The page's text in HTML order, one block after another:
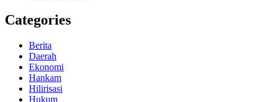
Categories
Berita
Daerah
Ekonomi
Hankam
Hilirisasi
Hukum